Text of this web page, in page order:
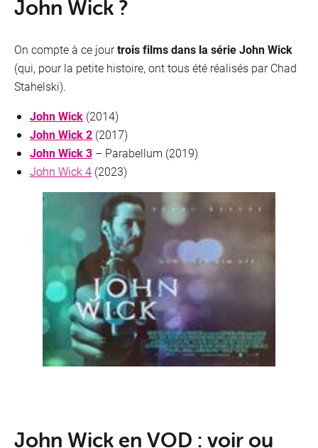
John Wick ?
On compte à ce jourtrois films dans la série John Wick
(qui, pour la petite histoire, ont tous été réalisés par Chad
Stahelski).
John Wick (2014)
John Wick 2 (2017)
John Wick 3 – Parabellum (2019)
John Wick 4 (2023)
John Wick en VOD : voir ou